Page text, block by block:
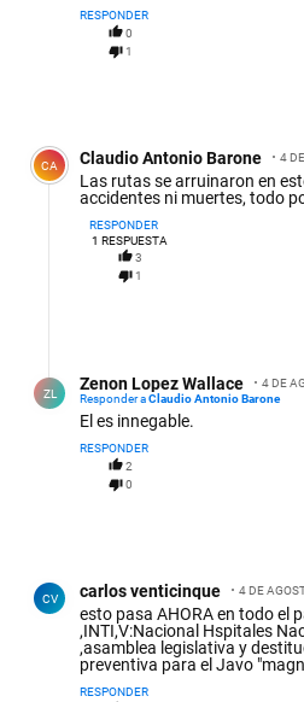
RESPONDER
0
1
Comentario de Claudio Antonio
CA Claudio Antonio Barone 4
Las rutas se arruinaron en
accidentes ni muertes, todo
RESPONDER
1 RESPUESTA
3
1
ZL Zenon Lopez Wallace
4 DE
Responder aClaudio Antonio Barone
El es innegable.
RESPONDER
2
0
CV carlos venticinque 4 DE
esto pasa AHORA en todo el
,INTI,V:Nacional Hspitales
,asamblea legislativa y
preventiva para el Javo
RESPONDER